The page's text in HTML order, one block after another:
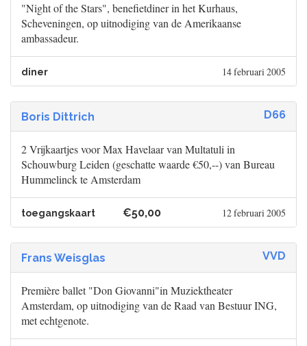
"Night of the Stars", benefietdiner in het Kurhaus,
Scheveningen, op uitnodiging van de Amerikaanse
ambassadeur.
diner 14 februari 2005
Boris Dittrich D66
2 Vrijkaartjes voor Max Havelaar van Multatuli in
Schouwburg Leiden (geschatte waarde €50,--) van Bureau
Hummelinck te Amsterdam
toegangskaart €50,00 12 februari 2005
Frans Weisglas VVD
Première ballet "Don Giovanni"in Muziektheater
Amsterdam, op uitnodiging van de Raad van Bestuur ING,
met echtgenote.